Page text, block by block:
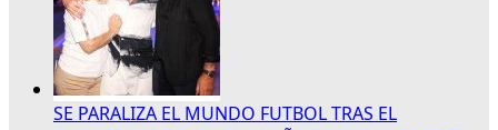
SE PARALIZA EL MUNDO FUTBOL TRAS EL